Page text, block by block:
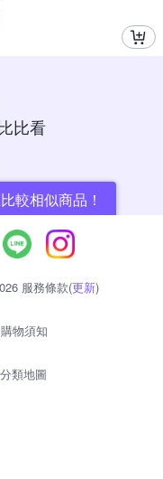
比看
較相似商品！
服務條款(更新)
購物須知
分類地圖